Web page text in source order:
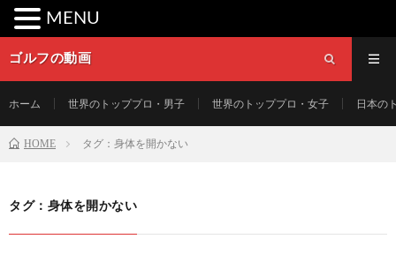
ゴルフの動画
ホーム 世界のトッププロ・男子 世界のトッププロ・女子 日本の
HOME タグ：身体を開かない
タグ：身体を開かない
MENU